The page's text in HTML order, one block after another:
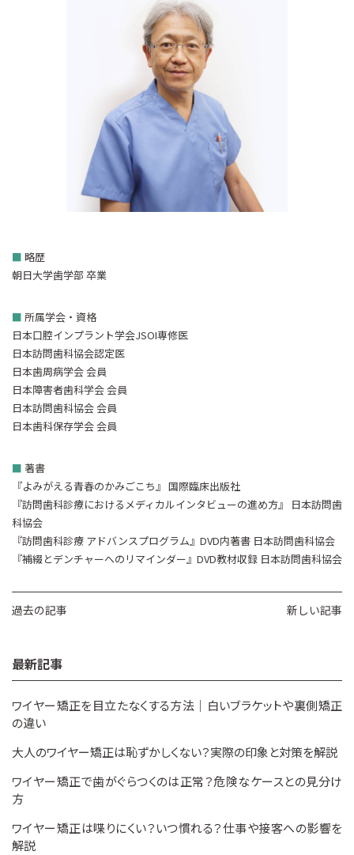
■ 略歴
朝日大学歯学部 卒業
■ 所属学会・資格
日本口腔インプラント学会JSOI専修医
日本訪問歯科協会認定医
日本歯周病学会 会員
日本障害者歯科学会 会員
日本訪問歯科協会 会員
日本歯科保存学会 会員
■ 著書
『よみがえる青春のかみごこち』 国際臨床出版社
『訪問歯科診療におけるメディカルインタビューの進め方』 日本訪問歯
科協会
『訪問歯科診療 アドバンスプログラム』DVD内著書 日本訪問歯科協会
『補綴とデンチャーへのリマインダー』DVD教材収録 日本訪問歯科協会
新しい記事
過去の記事
最新記事
ワイヤー矯正を目立たなくする方法｜白いブラケットや裏側矯正
の違い
大人のワイヤー矯正は恥ずかしくない？実際の印象と対策を解説
ワイヤー矯正で歯がぐらつくのは正常？危険なケースとの見分け
方
ワイヤー矯正は喋りにくい？いつ慣れる？仕事や接客への影響を
解説